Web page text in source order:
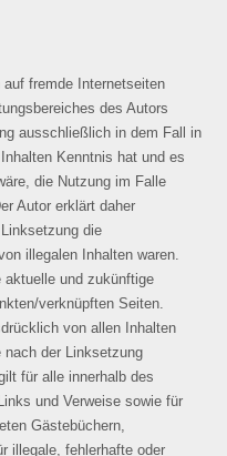
fremde Internetseiten
des Autors
ausschließlich in dem Fall in
Kenntnis hat und es
die Nutzung im Falle
Autor erklärt daher
die
illegalen Inhalten waren.
aktuelle und zukünftige
verknüpften Seiten.
von allen Inhalten
der Linksetzung
für alle innerhalb des
und Verweise sowie für
Gästebüchern,
illegale, fehlerhafte oder